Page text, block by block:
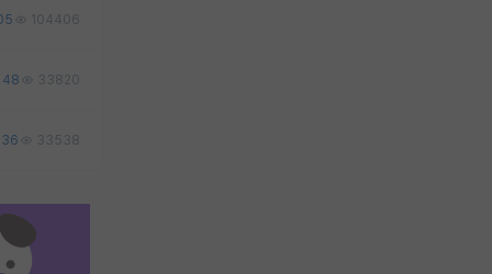
104406
48 33820
36 33538